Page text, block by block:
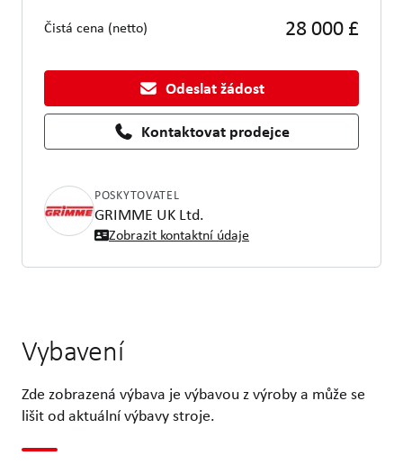
Čistá cena (netto) 28 000 £
Odeslat žádost
Kontaktovat prodejce
POSKYTOVATEL
GRIMME UK Ltd.
Zobrazit kontaktní údaje
Vybavení
Zde zobrazená výbava je výbavou z výroby a může se
lišit od aktuální výbavy stroje.